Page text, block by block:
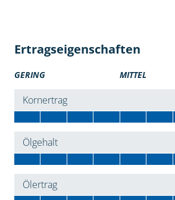
Ertragseigenschaften
GERING MITTEL
Kornertrag
Ölgehalt
Ölertrag